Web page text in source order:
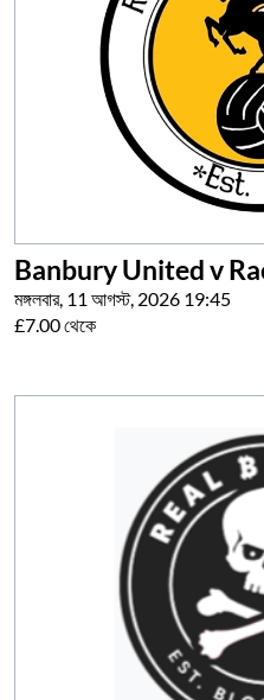
Banbury United v
মঙ্গলবার, 11 আগস্ট, 2026 19:45
£7.00 থেকে